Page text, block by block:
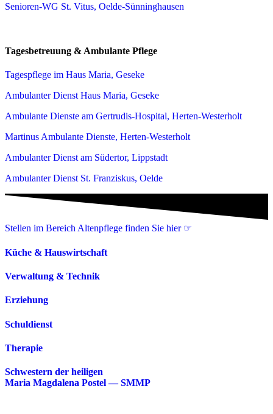
Senioren-WG St. Vitus, Oelde-Sünninghausen
Tagesbetreuung & Ambulante Pflege
Tagespflege im Haus Maria, Geseke
Ambulanter Dienst Haus Maria, Geseke
Ambulante Dienste am Gertrudis-Hospital, Herten-Westerholt
Martinus Ambulante Dienste, Herten-Westerholt
Ambulanter Dienst am Südertor, Lippstadt
Ambulanter Dienst St. Franziskus, Oelde
Stellen im Bereich Altenpflege finden Sie hier ☞
Küche & Hauswirtschaft
Verwaltung & Technik
Erziehung
Schuldienst
Therapie
Schwestern der heiligen
Maria Magdalena Postel — SMMP